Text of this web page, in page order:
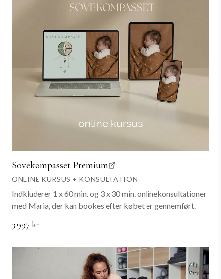
er onsdag d. 29/4 kl 14.30 og fortsætter derefter ugentligt
Sovekompasset Premium
ONLINE KURSUS + KONSULTATION
Indkluderer 1 x 60 min. og 3 x 30 min. onlinekonsultationer
med Maria, der kan bookes efter købet er gennemført.
3.997 kr